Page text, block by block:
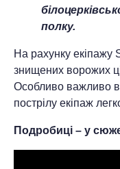
полку.
На рахунку екіпажу
знищених ворожих
Особливо важливо
пострілу екіпаж
Подробиці – у